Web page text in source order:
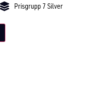
Prisgrupp 7 Silver